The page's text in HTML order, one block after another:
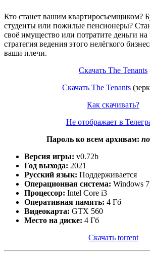
Кто станет вашим квартиросъемщиком?
студенты или пожилые пенсионеры?
своё имущество или потратите деньги на
стратегия ведения этого нелёгкого
ваши плечи.
Скачать The Tenants
Скачать The Tenants
Как скачивать?
Не отображает в
Пароль ко всем архивам:
Версия игры: v0.72b
Год выхода: 2021
Русский язык: Поддерживается
Операционная система: Windows
Процессор: Intel Core i3
Оперативная память: 4 Гб
Видеокарта: GTX 560
Место на диске: 4 Гб
Скачать torrent